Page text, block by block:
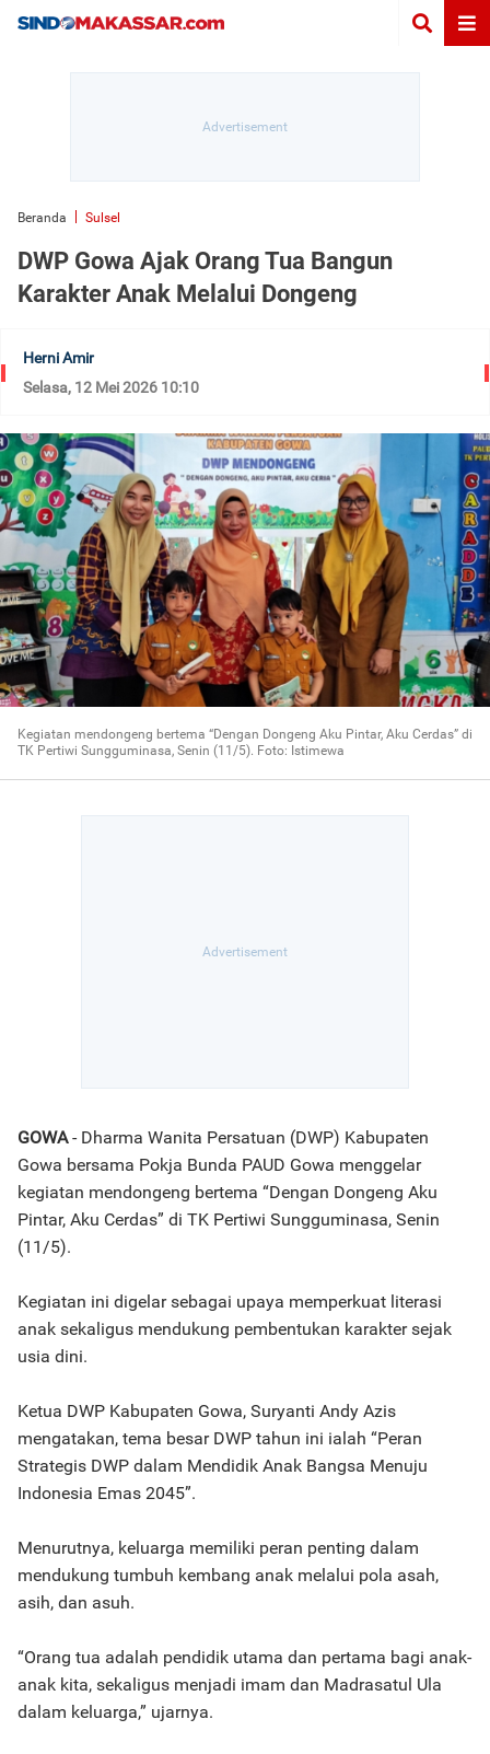
Beranda Sulsel
DWP Gowa Ajak Orang Tua Bangun
Karakter Anak Melalui Dongeng
Herni Amir
Selasa, 12 Mei 2026 10:10
Kegiatan mendongeng bertema “Dengan Dongeng Aku Pintar, Aku Cerdas” di
TK Pertiwi Sungguminasa, Senin (11/5). Foto: Istimewa
GOWA- Dharma Wanita Persatuan (DWP) Kabupaten
Gowa bersama Pokja Bunda PAUD Gowa menggelar
kegiatan mendongeng bertema “Dengan Dongeng Aku
Pintar, Aku Cerdas” di TK Pertiwi Sungguminasa, Senin
(11/5).
Kegiatan ini digelar sebagai upaya memperkuat literasi
anak sekaligus mendukung pembentukan karakter sejak
usia dini.
Ketua DWP Kabupaten Gowa, Suryanti Andy Azis
mengatakan, tema besar DWP tahun ini ialah “Peran
Strategis DWP dalam Mendidik Anak Bangsa Menuju
Indonesia Emas 2045”.
Menurutnya, keluarga memiliki peran penting dalam
mendukung tumbuh kembang anak melalui pola asah,
asih, dan asuh.
“Orang tua adalah pendidik utama dan pertama bagi anak-
anak kita, sekaligus menjadi imam dan Madrasatul Ula
dalam keluarga,” ujarnya.